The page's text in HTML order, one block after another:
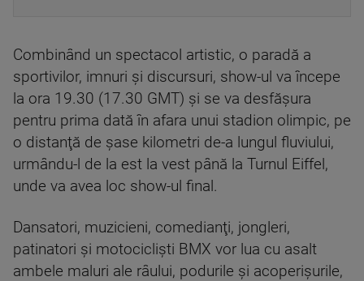
Combinând un spectacol artistic, o paradă a
sportivilor, imnuri şi discursuri, show-ul va începe
la ora 19.30 (17.30 GMT) şi se va desfăşura
pentru prima dată în afara unui stadion olimpic, pe
o distanţă de şase kilometri de-a lungul fluviului,
urmându-l de la est la vest până la Turnul Eiffel,
unde va avea loc show-ul final.
Dansatori, muzicieni, comedianţi, jongleri,
patinatori şi motociclişti BMX vor lua cu asalt
ambele maluri ale râului, podurile şi acoperişurile,